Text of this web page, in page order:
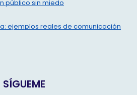
público sin miedo
ejemplos reales de comunicación
SÍGUEME